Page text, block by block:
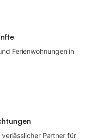
Ferienwohnungen in
Partner für